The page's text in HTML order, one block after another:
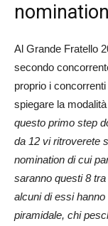
Al Grande Fratello
secondo
proprio i
spiegare la
questo primo step
da 12 vi ritroverete
nomination di cui
saranno questi 8
alcuni di essi
piramidale, chi